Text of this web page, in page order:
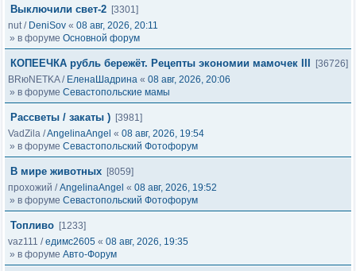
Выключили свет-2 [3301]
nut/ DeniSov « 08 авг, 2026, 20:11
» в форуме Основной форум
КОПЕЕЧКА рубль бережёт. Рецепты экономии мамочек III
[36726]
BRюNETKA/ ЕленаШадрина « 08 авг, 2026, 20:06
» в форуме Севастопольские мамы
Рассветы / закаты ) [3981]
VadZila /AngelinaAngel « 08 авг, 2026, 19:54
» в форуме Севастопольский Фотофорум
В мире животных [8059]
прохожий /AngelinaAngel « 08 авг, 2026, 19:52
» в форуме Севастопольский Фотофорум
Топливо [1233]
vaz111 /едимс2605 « 08 авг, 2026, 19:35
» в форуме Авто-Форум